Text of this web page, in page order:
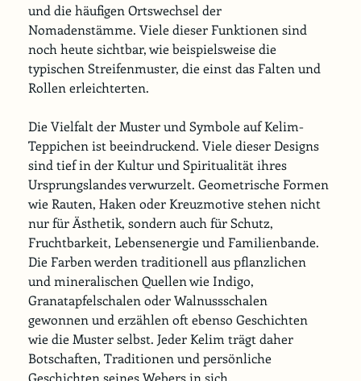
und die häufigen Ortswechsel der
Nomadenstämme. Viele dieser Funktionen sind
noch heute sichtbar, wie beispielsweise die
typischen Streifenmuster, die einst das Falten und
Rollen erleichterten.
Die Vielfalt der Muster und Symbole auf Kelim-
Teppichen ist beeindruckend. Viele dieser Designs
sind tief in der Kultur und Spiritualität ihres
Ursprungslandes verwurzelt. Geometrische Formen
wie Rauten, Haken oder Kreuzmotive stehen nicht
nur für Ästhetik, sondern auch für Schutz,
Fruchtbarkeit, Lebensenergie und Familienbande.
Die Farben werden traditionell aus pflanzlichen
und mineralischen Quellen wie Indigo,
Granatapfelschalen oder Walnussschalen
gewonnen und erzählen oft ebenso Geschichten
wie die Muster selbst. Jeder Kelim trägt daher
Botschaften, Traditionen und persönliche
Geschichten seines Webers in sich.